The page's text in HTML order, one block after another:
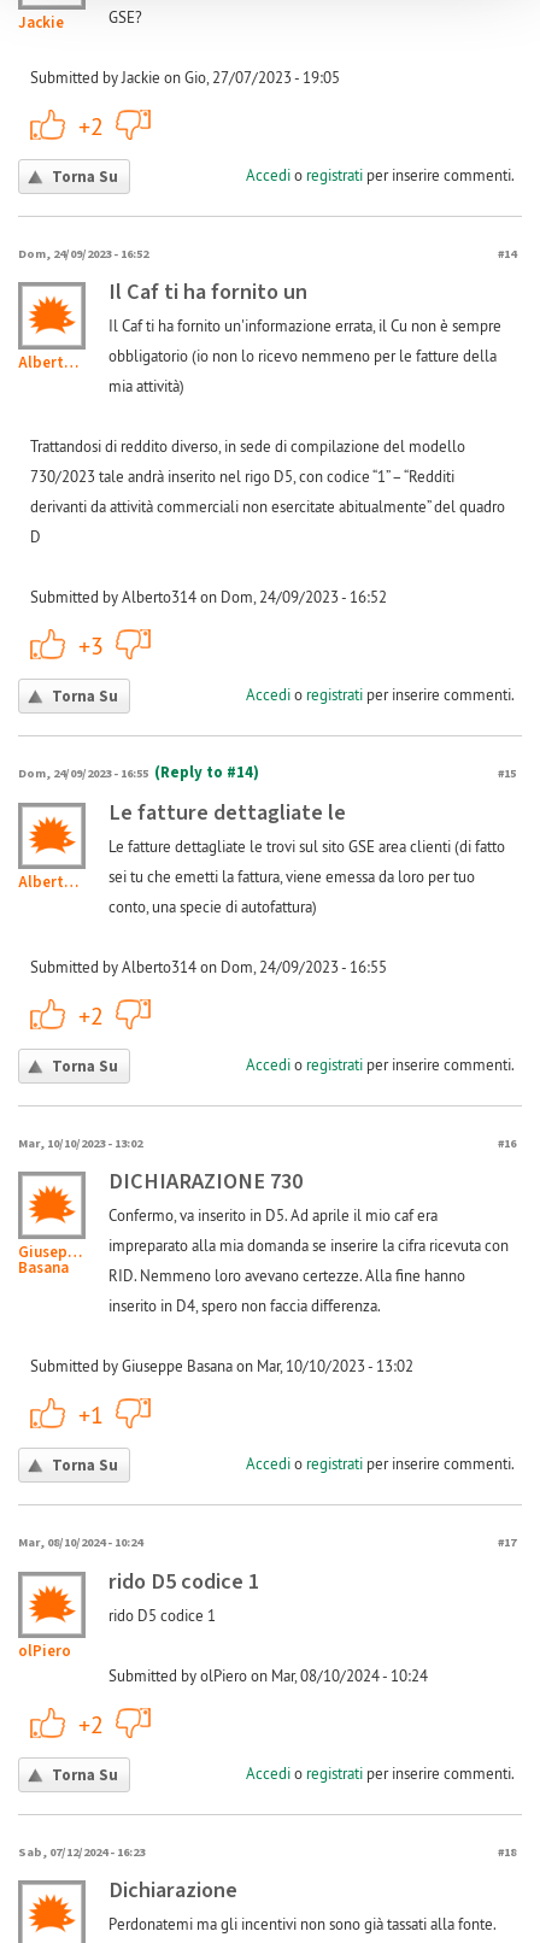
Jackie
GSE?
Submitted by Jackie on Gio, 27/07/2023 - 19:05
+2
Torna Su Accedio registratiper inserire commenti.
Dom, 24/09/2023 - 16:52 #14
Alberto314
Il Caf ti ha fornito un
Il Caf ti ha fornito un'informazione errata, il Cu non è sempre
obbligatorio (io non lo ricevo nemmeno per le fatture della
mia attività)
Trattandosi di reddito diverso, in sede di compilazione del modello
730/2023 tale andrà inserito nel rigo D5, con codice “1” – “Redditi
derivanti da attività commerciali non esercitate abitualmente” del quadro
D
Submitted by Alberto314 on Dom, 24/09/2023 - 16:52
+3
Torna Su Accedio registratiper inserire commenti.
Dom, 24/09/2023 - 16:55 (Reply to #14) #15
Alberto314
Le fatture dettagliate le
Le fatture dettagliate le trovi sul sito GSE area clienti (di fatto
sei tu che emetti la fattura, viene emessa da loro per tuo
conto, una specie di autofattura)
Submitted by Alberto314 on Dom, 24/09/2023 - 16:55
+2
Torna Su Accedio registratiper inserire commenti.
Mar, 10/10/2023 - 13:02 #16
Giuseppe
Basana
DICHIARAZIONE 730
Confermo, va inserito in D5. Ad aprile il mio caf era
impreparato alla mia domanda se inserire la cifra ricevuta con
RID. Nemmeno loro avevano certezze. Alla fine hanno
inserito in D4, spero non faccia differenza.
Submitted by Giuseppe Basana on Mar, 10/10/2023 - 13:02
+1
Torna Su Accedio registratiper inserire commenti.
Mar, 08/10/2024 - 10:24 #17
olPiero
rido D5 codice 1
rido D5 codice 1
Submitted by olPiero on Mar, 08/10/2024 - 10:24
+2
Torna Su Accedio registratiper inserire commenti.
Sab, 07/12/2024 - 16:23 #18
Dichiarazione
Perdonatemi ma gli incentivi non sono già tassati alla fonte.